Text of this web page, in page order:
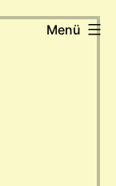
Menü